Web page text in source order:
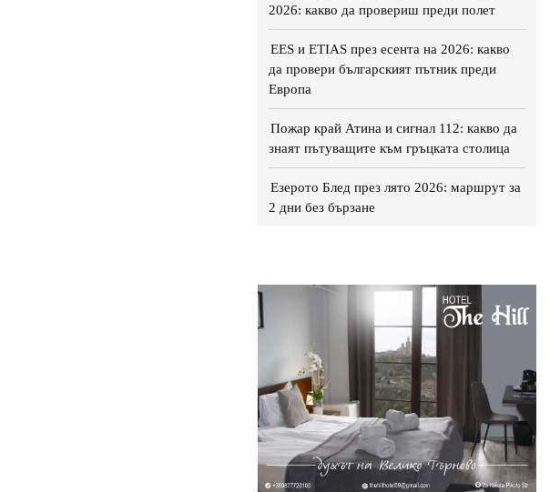
2026: какво да провериш преди полет
EES и ETIAS през есента на 2026: какво
да провери българският пътник преди
Европа
Пожар край Атина и сигнал 112: какво да
знаят пътуващите към гръцката столица
Езерото Блед през лято 2026: маршрут за
2 дни без бързане